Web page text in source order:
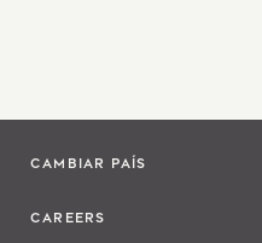
CAMBIAR PAÍS
CAREERS